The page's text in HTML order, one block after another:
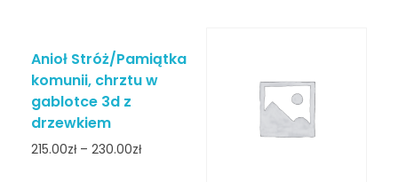
Anioł Stróż/Pamiątka
komunii, chrztu w
gablotce 3d z
drzewkiem
215.00zł– 230.00zł